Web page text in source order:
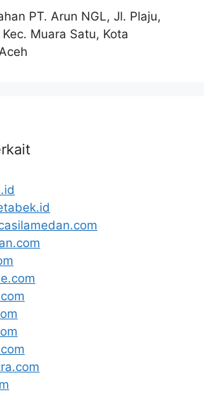
PT. Arun NGL, Jl. Plaju,
Muara Satu, Kota